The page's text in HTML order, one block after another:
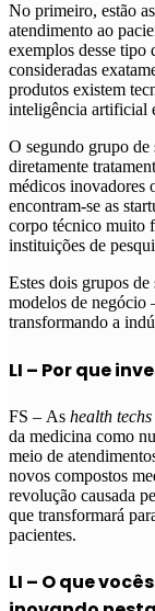
No primeiro, estão
atendimento ao
exemplos desse tipo
consideradas
produtos existem
inteligência artificial
O segundo grupo de
diretamente
médicos inovadores
encontram-se as
corpo técnico muito
instituições de
Estes dois grupos
modelos de negócio
transformando a
LI – Por que
FS – As health techs
da medicina como
meio de
novos compostos
revolução causada
que transformará
pacientes.
LI – O que